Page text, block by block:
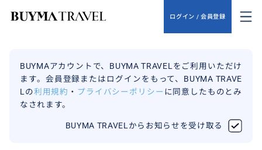
ログイン / 会員登録
BUYMAアカウントで、BUYMA TRAVELをご利用いただけ
ます。会員登録またはログインをもって、BUYMA TRAVE
Lの利用規約 ・ プライバシーポリシー に同意したものとみ
なされます。
BUYMA TRAVELからお知らせを受け取る